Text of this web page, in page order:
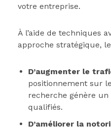
votre entreprise.
À l’aide de techniques
approche stratégique,
D’augmenter le
positionnement sur
recherche génère
qualifiés.
D’améliorer la